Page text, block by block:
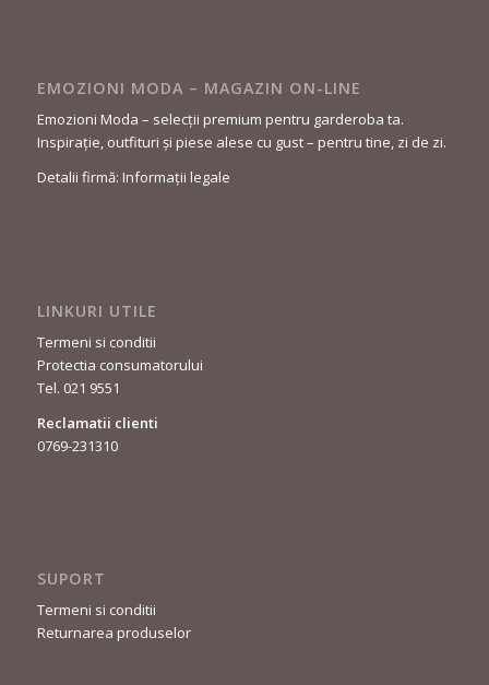
EMOZIONI MODA – MAGAZIN ON-LINE
Emozioni Moda – selecții premium pentru garderoba ta.
Inspirație, outfituri și piese alese cu gust – pentru tine, zi de zi.
Detalii firmă: Informații legale
LINKURI UTILE
Termeni si conditii
Protectia consumatorului
Tel. 021 9551
Reclamatii clienti
0769-231310
SUPORT
Termeni si conditii
Returnarea produselor